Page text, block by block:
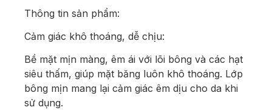
Thông tin sản phẩm:
Cảm giác khô thoáng, dễ chịu:
Bề mặt mịn màng, êm ái với lõi bông và các hạt
siêu thấm, giúp mặt băng luôn khô thoáng. Lớp
bông mịn mang lại cảm giác êm dịu cho da khi
sử dụng.